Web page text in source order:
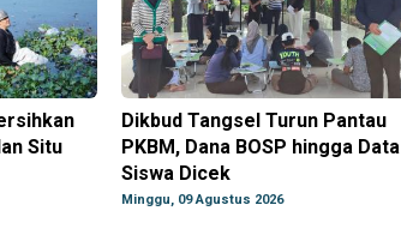
Situ
Dikbud Tangsel Turun Pantau
PKBM, Dana BOSP hingga Data
Siswa Dicek
Minggu, 09 Agustus 2026